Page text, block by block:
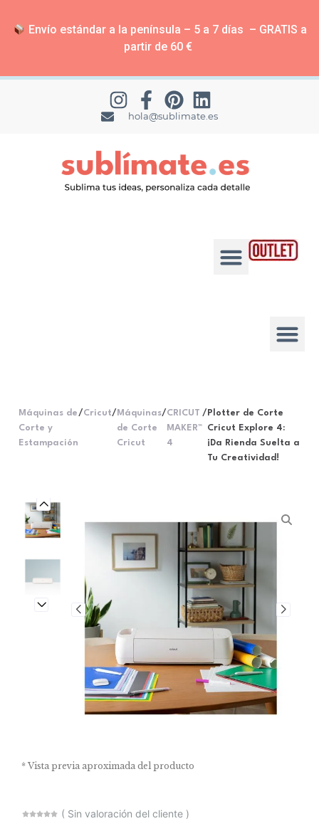
Envío estándar a la península – 5 a 7 días – GRATIS a
partir de 60 €
hola@sublimate.es
Máquinas de
Corte y
Estampación
/Cricut/ Máquinas
de Corte
Cricut
/CRICUT
MAKER™
4
/ Plotter de Corte
Cricut Explore 4:
¡Da Rienda Suelta a
Tu Creatividad!
* Vista previa aproximada del producto
( Sin valoración del cliente )